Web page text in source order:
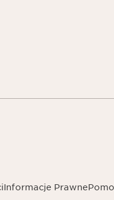
Informacje Prawne